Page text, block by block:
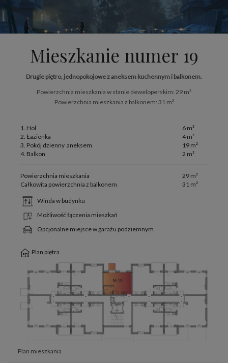
Mieszkanie numer 19
Drugie piętro, jednopokojowe z aneksem kuchennym i balkonem.
Powierzchnia mieszkania w stanie deweloperskim: 29 m²
Powierzchnia mieszkania z balkonem: 31 m²
1. Hol
6 m²
2. Łazienka
4 m²
3. Pokój dzienny aneksem
19 m²
4. Balkon
2 m²
Powierzchnia mieszkania
29 m²
Całkowita powierzchnia z balkonem
31 m²
Winda w budynku
Możliwość łączenia mieszkań
Opcjonalne miejsce w garażu podziemnym
Plan piętra
Plan mieszkania